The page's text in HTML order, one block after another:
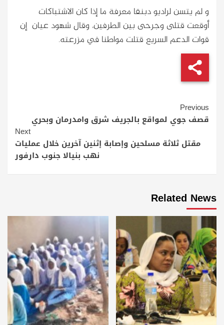
و لم يتسن لراديو دبنقا معرفة ما إذا كان الاشتباكات
أوقعت قتلى وجرحى بين الطرفين، وقال شهود عيان إن
قوات الدعم السريع قتلت مواطنا في مزرعته.
Continue
Reading
Previous
قصف جوي لمواقع بالجريف شرق وامدرمان وبحري
Next
مقتل ثلاثة مسلحين وإصابة إثنين آخرين خلال عمليات
نهب بنيالا جنوب دارفور
Related News